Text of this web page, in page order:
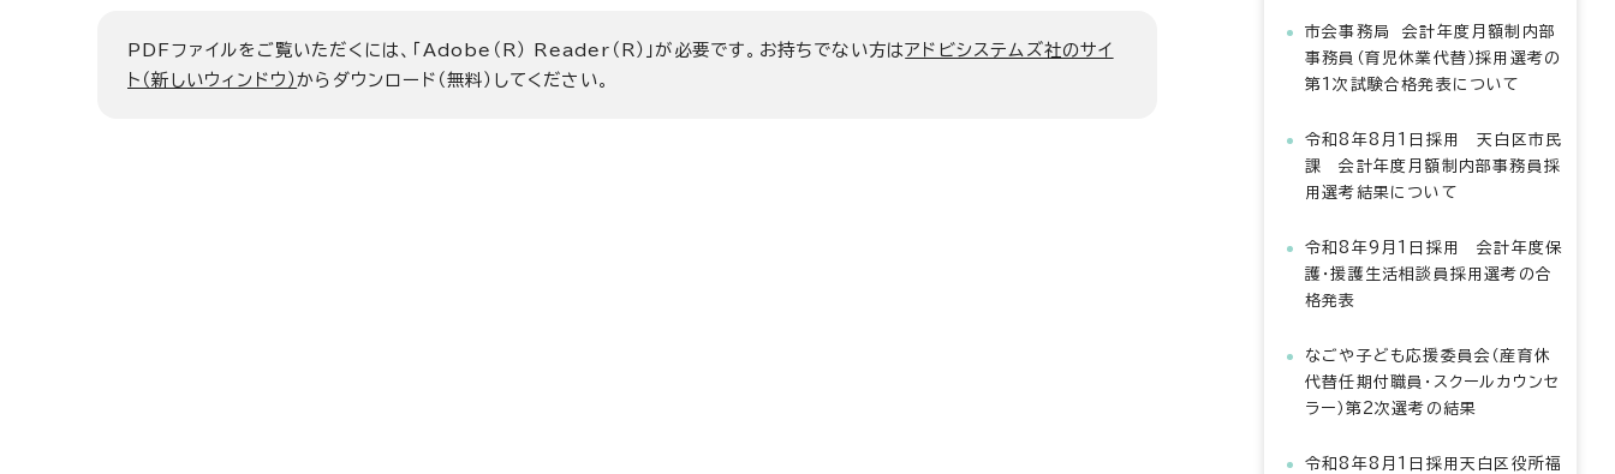
PDFファイルをご覧いただくには、「Adobe（R） Reader（R）」が必要です。お持ちでない方はアドビシステムズ社のサイ
ト（新しいウィンドウ）からダウンロード（無料）してください。
市会事務局 会計年度月額制内部
事務員（育児休業代替）採用選考の
第1次試験合格発表について
令和8年8月1日採用 天白区市民
課 会計年度月額制内部事務員採
用選考結果について
令和8年9月1日採用 会計年度保
護・援護生活相談員採用選考の合
格発表
なごや子ども応援委員会（産育休
代替任期付職員・スクールカウンセ
ラー）第2次選考の結果
令和8年8月1日採用天白区役所福